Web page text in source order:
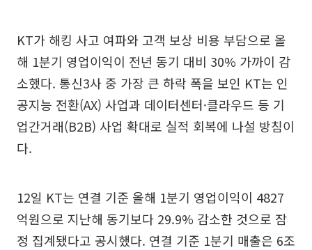
KT가 해킹 사고 여파와 고객 보상 비용 부담으로 올
해 1분기 영업이익이 전년 동기 대비 30% 가까이 감
소했다. 통신3사 중 가장 큰 하락 폭을 보인 KT는 인
공지능 전환(AX) 사업과 데이터센터·클라우드 등 기
업간거래(B2B) 사업 확대로 실적 회복에 나설 방침이
다.
12일 KT는 연결 기준 올해 1분기 영업이익이 4827
억원으로 지난해 동기보다 29.9% 감소한 것으로 잠
정 집계됐다고 공시했다. 연결 기준 1분기 매출은 6조